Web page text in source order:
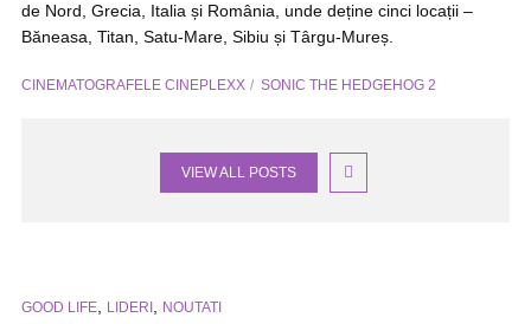
de Nord, Grecia, Italia și România, unde deține cinci locații –
Băneasa, Titan, Satu-Mare, Sibiu și Târgu-Mureș.
CINEMATOGRAFELE CINEPLEXX SONIC THE HEDGEHOG 2
VIEW ALL POSTS
GOOD LIFE LIDERI NOUTATI